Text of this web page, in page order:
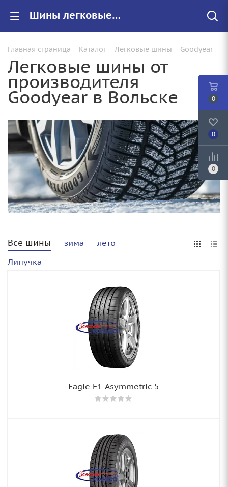
Шины легковые Goodyear купить в Вольске, цены на резину Goodyear для авто
Главная страница - Каталог - Легковые шины - Goodyear
Легковые шины от
производителя
Goodyear в Вольске
Все шины зима
лето
Липучка
Eagle F1 Asymmetric 5
0
0
0